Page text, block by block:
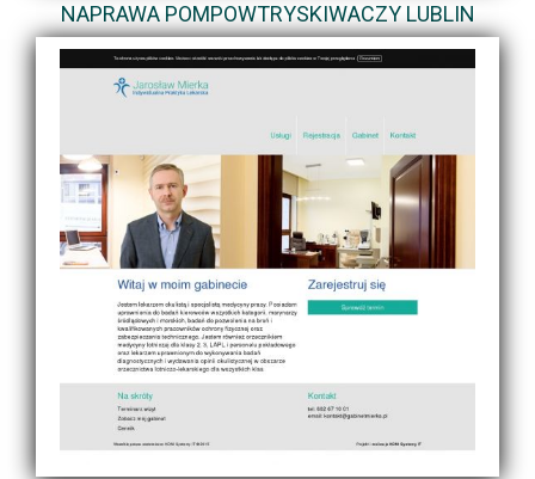
NAPRAWA POMPOWTRYSKIWACZY LUBLIN